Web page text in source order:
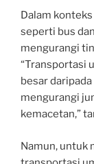
Dalam
seperti bus
mengurangi
“Transportasi
besar
mengurangi
kemacetan,”
Namun, untuk